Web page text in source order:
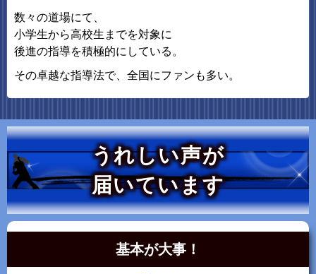
数々の道場にて、
小学生から高校生までを対象に
後進の指導を積極的にしている。
その卓越な指導法で、全国にファンも多い。
うれしい声が
届いています
基本が大事！